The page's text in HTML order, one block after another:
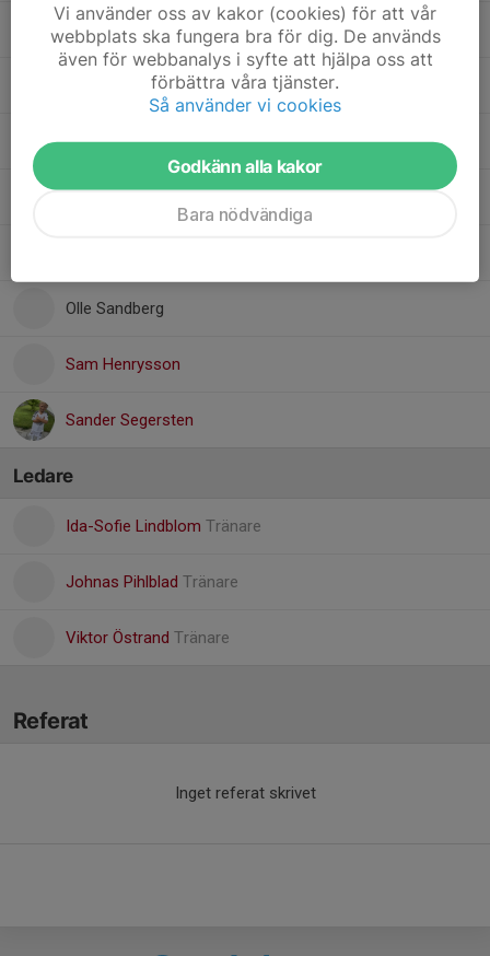
Gabriel Grzywnowicz
Helmer Sköld
5. Leo Pihlblad
Mateo Alvarez
Olle Sandberg
Sam Henrysson
Sander Segersten
Ledare
Ida-Sofie Lindblom Tränare
Johnas Pihlblad Tränare
Viktor Östrand Tränare
Referat
Inget referat skrivet
Vi använder oss av kakor (cookies) för att vår
webbplats ska fungera bra för dig. De används
även för webbanalys i syfte att hjälpa oss att
förbättra våra tjänster.
Så använder vi cookies
Godkänn alla kakor
Bara nödvändiga